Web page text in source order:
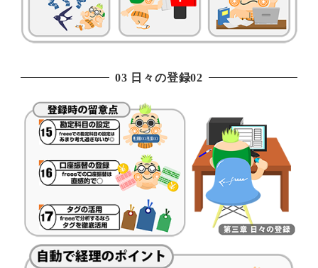
03 日々の登録02